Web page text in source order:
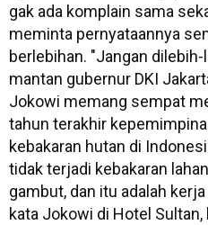
gak ada komplain sama
meminta pernyataannya
berlebihan. "Jangan
mantan gubernur DKI
Jokowi memang sempat
tahun terakhir
kebakaran hutan di
tidak terjadi kebakaran
gambut, dan itu adalah
kata Jokowi di Hotel